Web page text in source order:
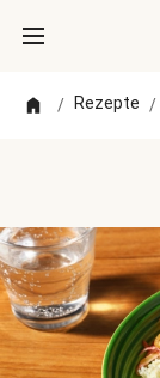
/ Rezepte /